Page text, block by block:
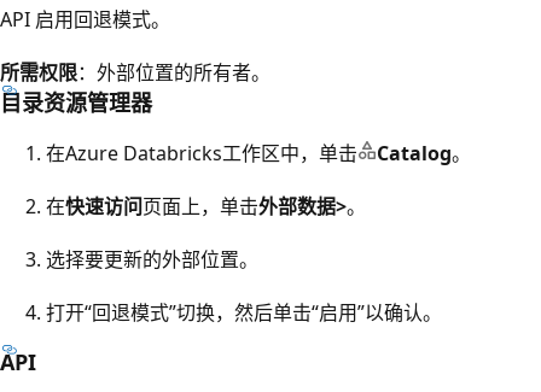
API 启用回退模式。
所需权限：外部位置的所有者。
目录资源管理器
在Azure Databricks工作区中，单击 Catalog。
在快速访问页面上，单击外部数据>。
选择要更新的外部位置。
打开“回退模式”切换，然后单击“启用”以确认。
API